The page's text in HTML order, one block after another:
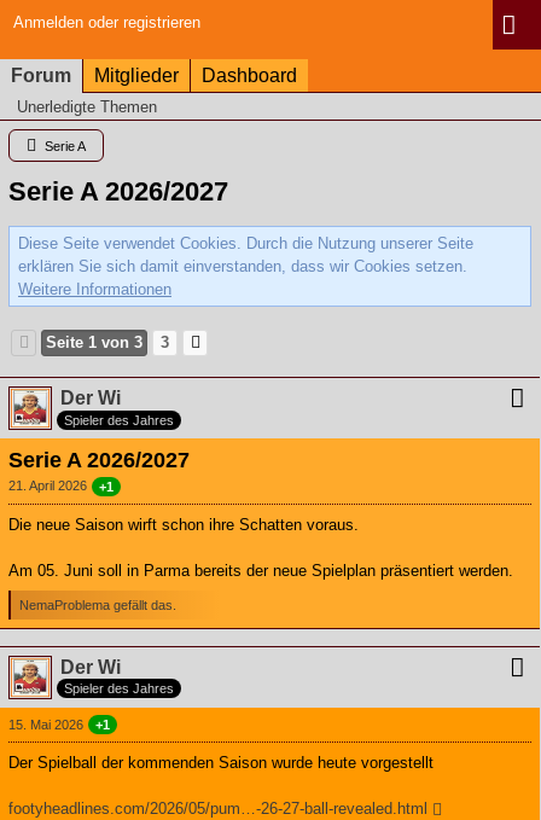
Anmelden oder registrieren
Forum Mitglieder Dashboard
Unerledigte Themen
Serie A
Serie A 2026/2027
Diese Seite verwendet Cookies. Durch die Nutzung unserer Seite
erklären Sie sich damit einverstanden, dass wir Cookies setzen.
Weitere Informationen
Seite 1 von 3 3
Der Wi
Spieler des Jahres
Serie A 2026/2027
21. April 2026 +1
Die neue Saison wirft schon ihre Schatten voraus.
Am 05. Juni soll in Parma bereits der neue Spielplan präsentiert werden.
NemaProblema gefällt das.
Der Wi
Spieler des Jahres
15. Mai 2026 +1
Der Spielball der kommenden Saison wurde heute vorgestellt
footyheadlines.com/2026/05/pum…-26-27-ball-revealed.html